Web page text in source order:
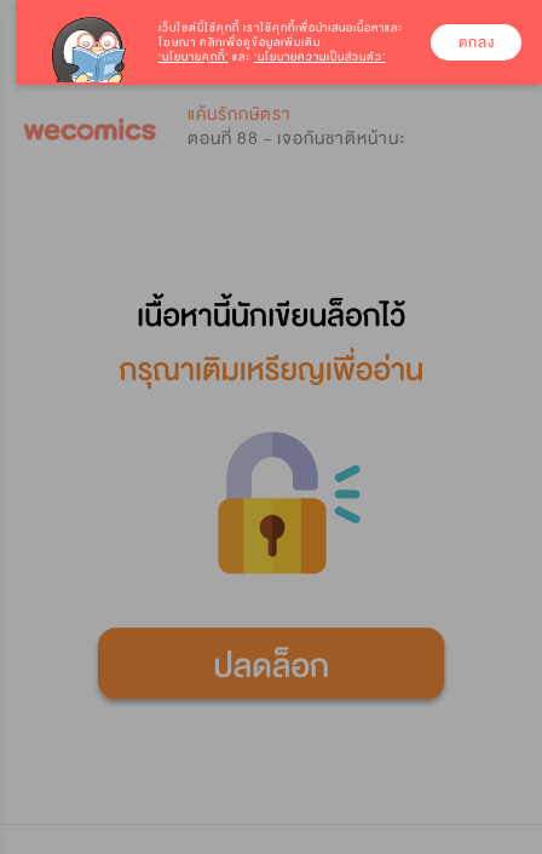
แค้นรักกษัตรา
ตอนที่ 88 - เจอกันชาติหน้านะ
เว็บไซต์นี้ใช้คุกกี้ เราใช้คุกกี้เพื่อนำเสนอเนื้อหาและ
โฆษณา คลิกเพื่อดูข้อมูลเพิ่มเติม
‘นโยบายคุกกี้’ และ ‘นโยบายความเป็นส่วนตัว’
ตกลง